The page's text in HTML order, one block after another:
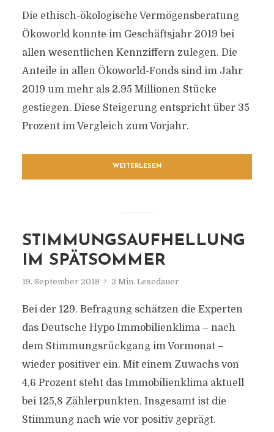
Die ethisch-ökologische Vermögensberatung
Ökoworld konnte im Geschäftsjahr 2019 bei
allen wesentlichen Kennziffern zulegen. Die
Anteile in allen Ökoworld-Fonds sind im Jahr
2019 um mehr als 2,95 Millionen Stücke
gestiegen. Diese Steigerung entspricht über 35
Prozent im Vergleich zum Vorjahr.
WEITERLESEN
STIMMUNGSAUFHELLUNG
IM SPÄTSOMMER
19. September 2018 2 Min. Lesedauer
Bei der 129. Befragung schätzen die Experten
das Deutsche Hypo Immobilienklima – nach
dem Stimmungsrückgang im Vormonat –
wieder positiver ein. Mit einem Zuwachs von
4,6 Prozent steht das Immobilienklima aktuell
bei 125,8 Zählerpunkten. Insgesamt ist die
Stimmung nach wie vor positiv geprägt.